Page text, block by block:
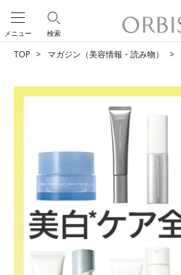
検索
メニュー
TOP マガジン（美容情報・読み物）